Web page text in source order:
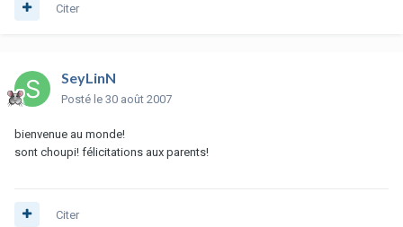
Citer
SeyLinN
Posté le 30 août 2007
bienvenue au monde!
sont choupi! félicitations aux parents!
Citer